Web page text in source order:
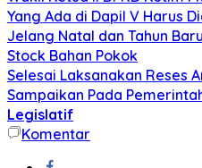
Yang Ada di Dapil V Harus
Jelang Natal dan Tahun
Stock Bahan Pokok
Selesai Laksanakan Reses
Sampaikan Pada
Legislatif
Komentar